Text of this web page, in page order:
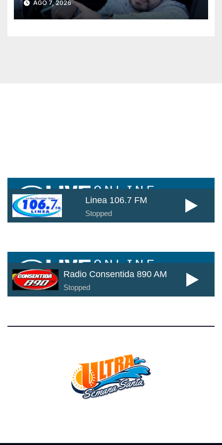
AGO 7, 2026